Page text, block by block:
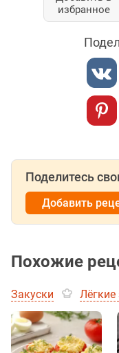
избранное
Поделитесь
Добавить
Похожие
Закуски Лёгкие